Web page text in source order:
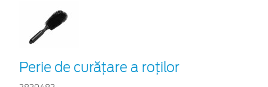
Perie de curățare a roților